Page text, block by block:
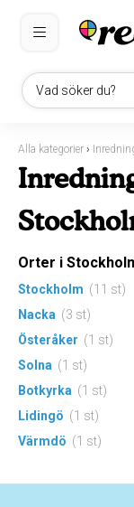
Vad söker du?
Alla kategorier ›
Orter i
Stockholm (11 st)
Nacka (3 st)
Österåker (1 st)
Solna (1 st)
Botkyrka (1 st)
Lidingö (1 st)
Värmdö (1 st)